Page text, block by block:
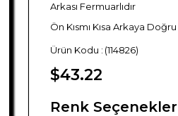
Arkası Fermuarlıdır
Ön Kısmı Kısa Arkaya
(114826)
$43.22
Renk